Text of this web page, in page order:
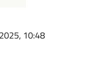
10:48